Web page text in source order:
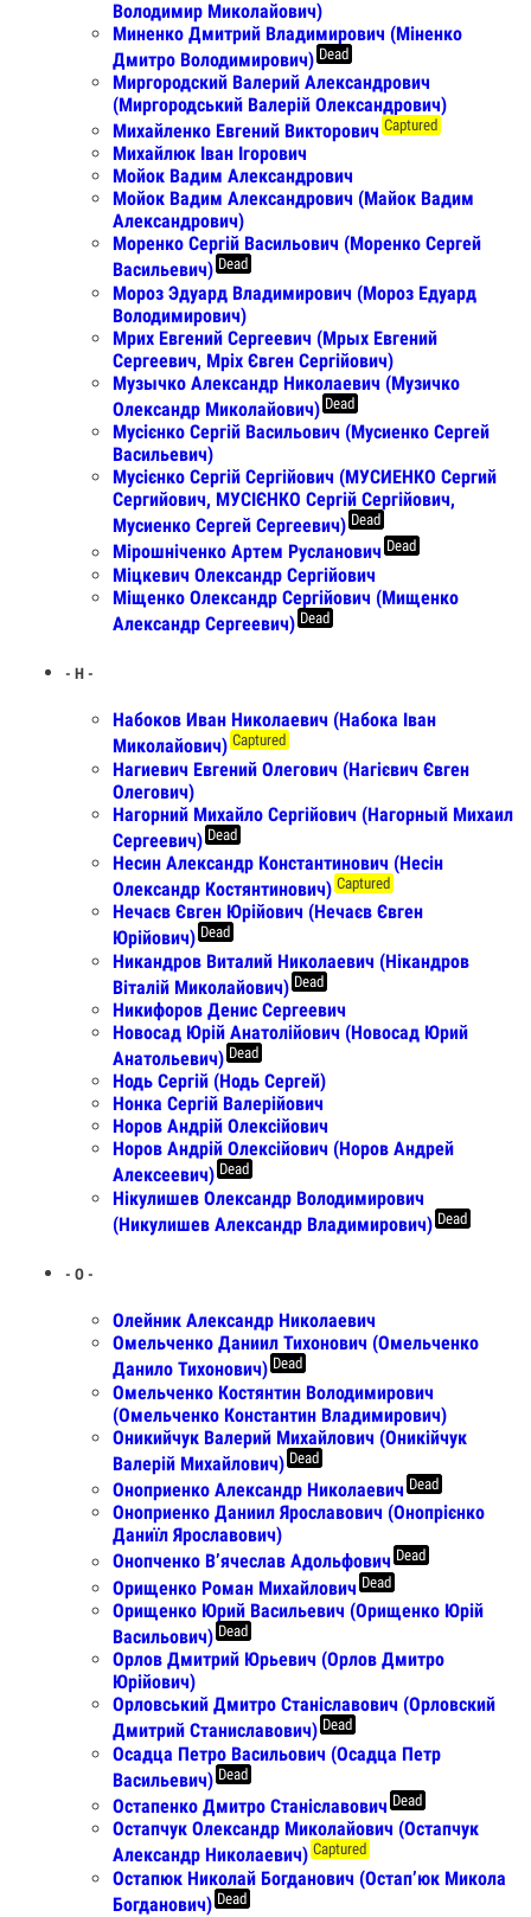
Володимир Миколайович)
Миненко Дмитрий Владимирович (Міненко
Дмитро Володимирович) Dead
Миргородский Валерий Александрович
(Миргородський Валерій Олександрович)
Михайленко Евгений Викторович Captured
Михайлюк Іван Ігорович
Мойок Вадим Александрович
Мойок Вадим Александрович (Майок Вадим
Александрович)
Моренко Cергій Васильович (Моренко Сергей
Васильевич) Dead
Мороз Эдуард Владимирович (Мороз Едуард
Володимирович)
Мрих Евгений Сергеевич (Мрых Евгений
Сергеевич, Мріх Євген Сергійович)
Музычко Александр Николаевич (Музичко
Олександр Миколайович) Dead
Мусієнко Сергій Васильович (Мусиенко Сергей
Васильевич)
Мусієнко Сергій Сергійович (МУСИЕНКО Сергий
Сергийович, МУСІЄНКО Сергій Сергійович,
Мусиенко Сергей Сергеевич) Dead
Мірошніченко Артем Русланович Dead
Міцкевич Олександр Сергійович
Міщенко Олександр Сергійович (Мищенко
Александр Сергеевич) Dead
- Н -
Набоков Иван Николаевич (Набока Іван
Миколайович) Captured
Нагиевич Евгений Олегович (Нагієвич Євген
Олегович)
Нагорний Михайло Сергійович (Нагорный Михаил
Сергеевич) Dead
Несин Александр Константинович (Несін
Олександр Костянтинович) Captured
Нечаєв Євген Юрійович (Нечаєв Євген
Юрійович) Dead
Никандров Виталий Николаевич (Нікандров
Віталій Миколайович) Dead
Никифоров Денис Сергеевич
Новосад Юрій Анатолійович (Новосад Юрий
Анатольевич) Dead
Нодь Сергiй (Нодь Сергей)
Нонка Сергій Валерійович
Норов Андрій Олексійович
Норов Андрій Олексійович (Норов Андрей
Алексеевич) Dead
Нікулишев Олександр Володимирович
(Никулишев Александр Владимирович) Dead
- О -
Олейник Александр Николаевич
Омельченко Даниил Тихонович (Омельченко
Данило Тихонович) Dead
Омельченко Костянтин Володимирович
(Омельченко Константин Владимирович)
Оникийчук Валерий Михайлович (Оникійчук
Валерій Михайлович) Dead
Оноприенко Александр Николаевич Dead
Оноприенко Даниил Ярославович (Онопрієнко
Даниїл Ярославович)
Онопченко В’ячеслав Адольфович Dead
Орищенко Роман Михайлович Dead
Орищенко Юрий Васильевич (Орищенко Юрій
Васильович) Dead
Орлов Дмитрий Юрьевич (Орлов Дмитро
Юрійович)
Орловський Дмитро Станіславович (Орловский
Дмитрий Станиславович) Dead
Осадца Петро Васильович (Осадца Петр
Васильевич) Dead
Остапенко Дмитро Станіславович Dead
Остапчук Олександр Миколайович (Остапчук
Александр Николаевич) Captured
Остапюк Николай Богданович (Остап’юк Микола
Богданович) Dead